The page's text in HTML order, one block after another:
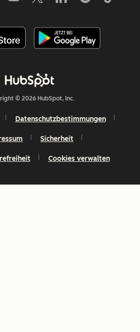
© 2026 HubSpot, Inc.
Datenschutzbestimmungen
Sicherheit
Cookies verwalten